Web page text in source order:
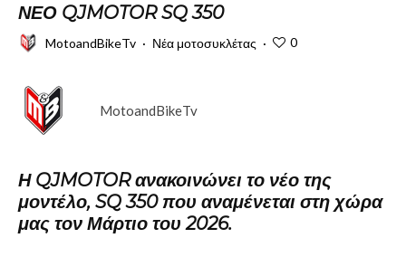
ΝΈΟ QJMOTOR SQ 350
MotoandBikeTv · Νέα μοτοσυκλέτας · 0
MotoandBikeTv
Η QJMOTOR ανακοινώνει το νέο της
μοντέλο, SQ 350 που αναμένεται στη χώρα
μας τον Μάρτιο του 2026.